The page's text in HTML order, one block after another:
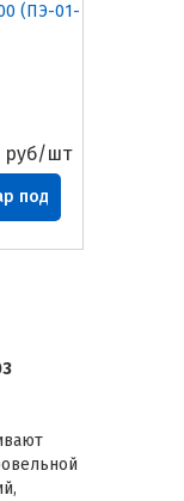
(ПЭ-01-
руб/шт
под